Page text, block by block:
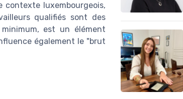
contexte luxembourgeois,
qualifiés sont des
est un élément
également le "brut